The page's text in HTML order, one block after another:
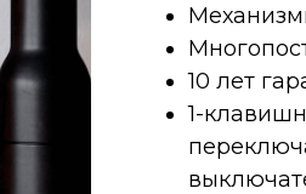
10 лет
1-